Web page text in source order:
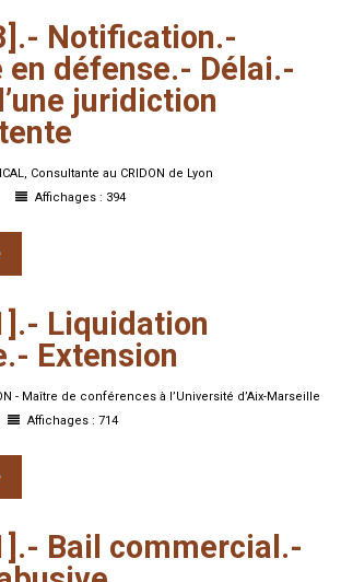
Notification.-
en défense.- Délai.-
juridiction
Consultante au CRIDON de Lyon
Affichages : 394
Liquidation
Extension
- Maître de conférences à l’Université d’Aix-Marseille
Affichages : 714
Bail commercial.-